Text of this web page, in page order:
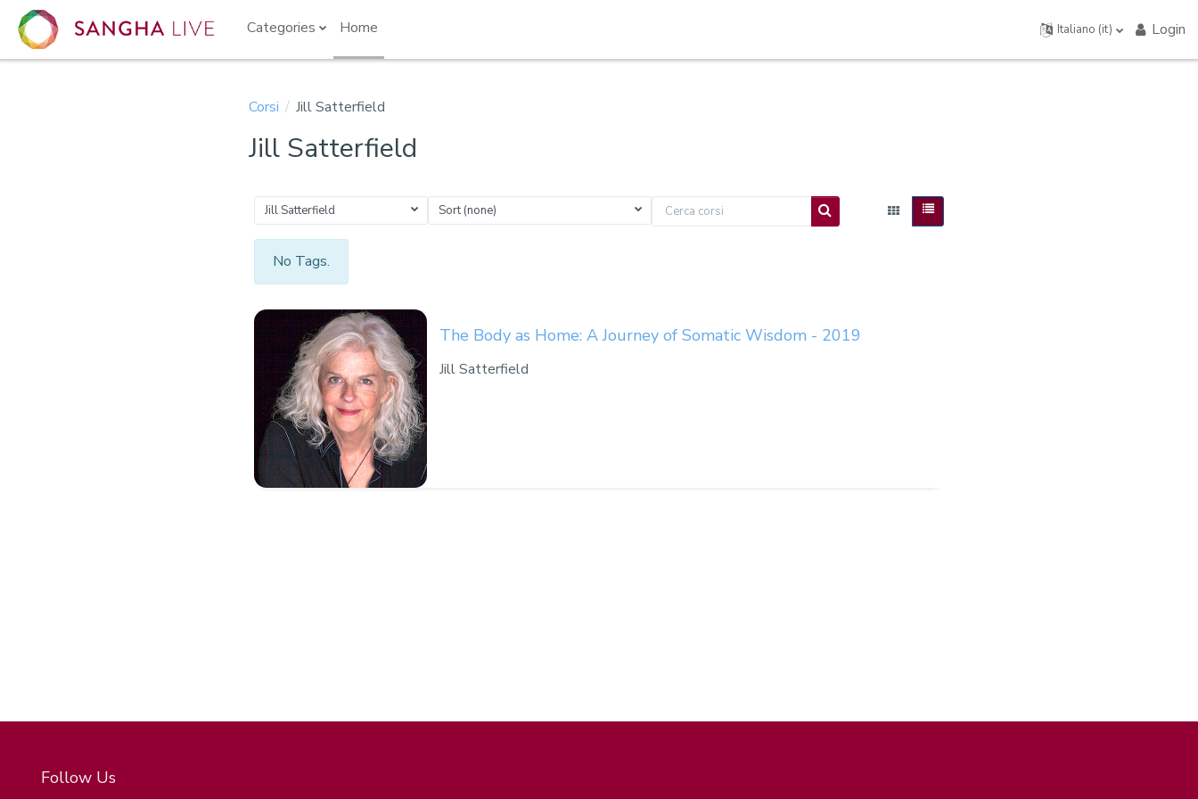
Vai al contenuto principale
Categories
Home Italiano ‎(it)‎ Login
Corsi Jill Satterfield
Jill Satterfield
Jill Satterfield Sort (none)
Cerca corsi Cerca corsi
No Tags.
The Body as Home: A Journey of Somatic Wisdom - 2019
Jill Satterfield
Follow Us